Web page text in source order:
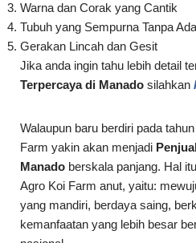
Warna dan Corak yang Cantik
Tubuh yang Sempurna Tanpa
Gerakan Lincah dan Gesit
Jika anda ingin tahu lebih detail
Terpercaya di Manado silahkan
Walaupun baru berdiri pada
Farm yakin akan menjadi
Manado berskala panjang. Hal
Agro Koi Farm anut, yaitu:
yang mandiri, berdaya saing,
kemanfaatan yang lebih besar